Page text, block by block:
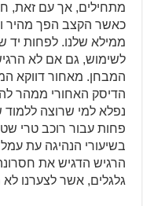
מתחילים, אך עם זאת,
כאשר הקצב הפך מהיר
ממילא שלנו. לפחות יד
לשימוש, גם אם לא
המבחן. מאחור דווקא
הדיסק האחורי ממהר
נפלא למי שרוצה ללמוד
פחות עבור רוכב טרי
בשיעורי הנהיגה עת
גלגלים, אשר לצערנו לא